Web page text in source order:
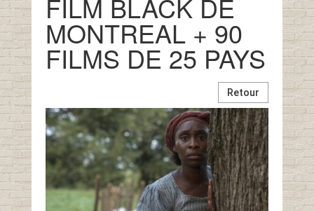
MONTREAL + 90
FILMS DE 25 PAYS
Retour